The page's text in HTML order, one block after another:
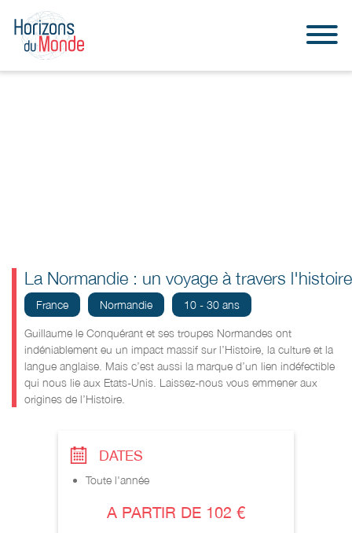
La Normandie : un voyage à travers l'histoire
France Normandie 10 - 30 ans
Guillaume le Conquérant et ses troupes Normandes ont
indéniablement eu un impact massif sur l’Histoire, la culture et la
langue anglaise. Mais c’est aussi la marque d’un lien indéfectible
qui nous lie aux Etats-Unis. Laissez-nous vous emmener aux
origines de l’Histoire.
DATES
Toute l'année
A PARTIR DE 102 €